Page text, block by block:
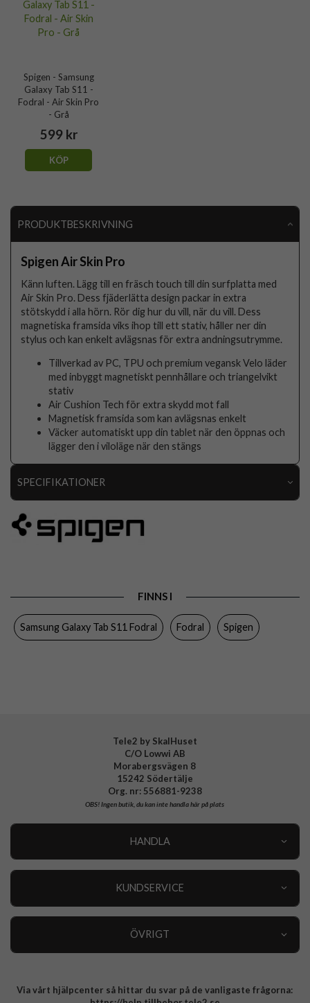
Spigen - Samsung
Galaxy Tab S11 -
Fodral - Air Skin Pro
- Grå
599 kr
KÖP
PRODUKTBESKRIVNING
Spigen Air Skin Pro
Känn luften. Lägg till en fräsch touch till din surfplatta med
Air Skin Pro. Dess fjäderlätta design packar in extra
stötskydd i alla hörn. Rör dig hur du vill, när du vill. Dess
magnetiska framsida viks ihop till ett stativ, håller ner din
stylus och kan enkelt avlägsnas för extra andningsutrymme.
Tillverkad av PC, TPU och premium vegansk Velo läder
med inbyggt magnetiskt pennhållare och triangelvikt
stativ
Air Cushion Tech för extra skydd mot fall
Magnetisk framsida som kan avlägsnas enkelt
Väcker automatiskt upp din tablet när den öppnas och
lägger den i viloläge när den stängs
SPECIFIKATIONER
Artikelnummer
Passar till
Stativfunktion
Färg Genomskinlig, Svart
FINNS I
Samsung Galaxy Tab S11 Fodral Fodral Spigen
Tele2 by SkalHuset
C/O Lowwi AB
Morabergsvägen 8
15242 Södertälje
Org. nr: 556881-9238
OBS!Ingen butik, du kan inte handla här på plats
HANDLA
KUNDSERVICE
ÖVRIGT
Integritetspolicy
Via vårt hjälpcenter så hittar du svar på de vanligaste frågorna: